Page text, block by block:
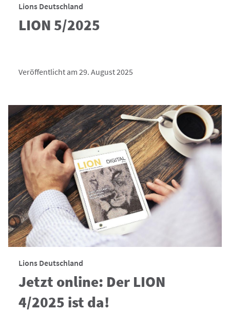
Lions Deutschland
LION 5/2025
Veröffentlicht am 29. August 2025
Lions Deutschland
Jetzt online: Der LION
4/2025 ist da!